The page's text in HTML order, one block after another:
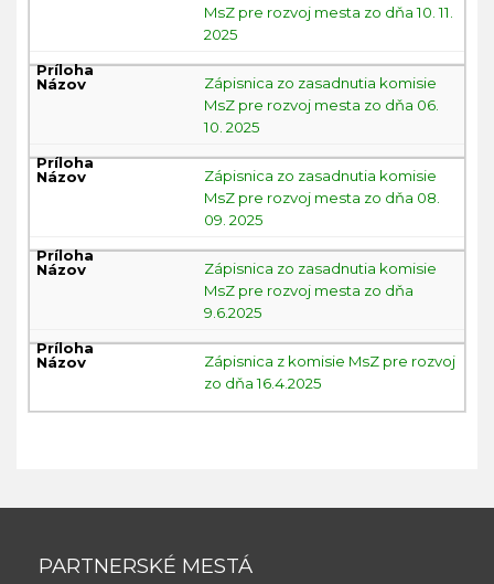
MsZ pre rozvoj mesta zo dňa 10. 11.
2025
Zápisnica zo zasadnutia komisie
MsZ pre rozvoj mesta zo dňa 06.
10. 2025
Zápisnica zo zasadnutia komisie
MsZ pre rozvoj mesta zo dňa 08.
09. 2025
Zápisnica zo zasadnutia komisie
MsZ pre rozvoj mesta zo dňa
9.6.2025
Zápisnica z komisie MsZ pre rozvoj
zo dňa 16.4.2025
PARTNERSKÉ MESTÁ